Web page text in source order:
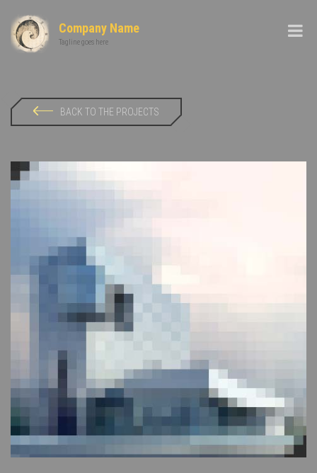
Company Name
Tagline goes here
BACK TO THE PROJECTS